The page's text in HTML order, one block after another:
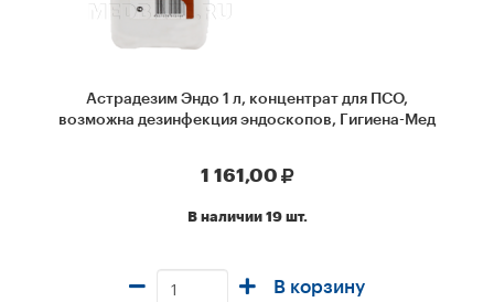
Астрадезим Эндо 1 л, концентрат для ПСО,
возможна дезинфекция эндоскопов, Гигиена-Мед
1 161,00
В наличии 19 шт.
В корзину